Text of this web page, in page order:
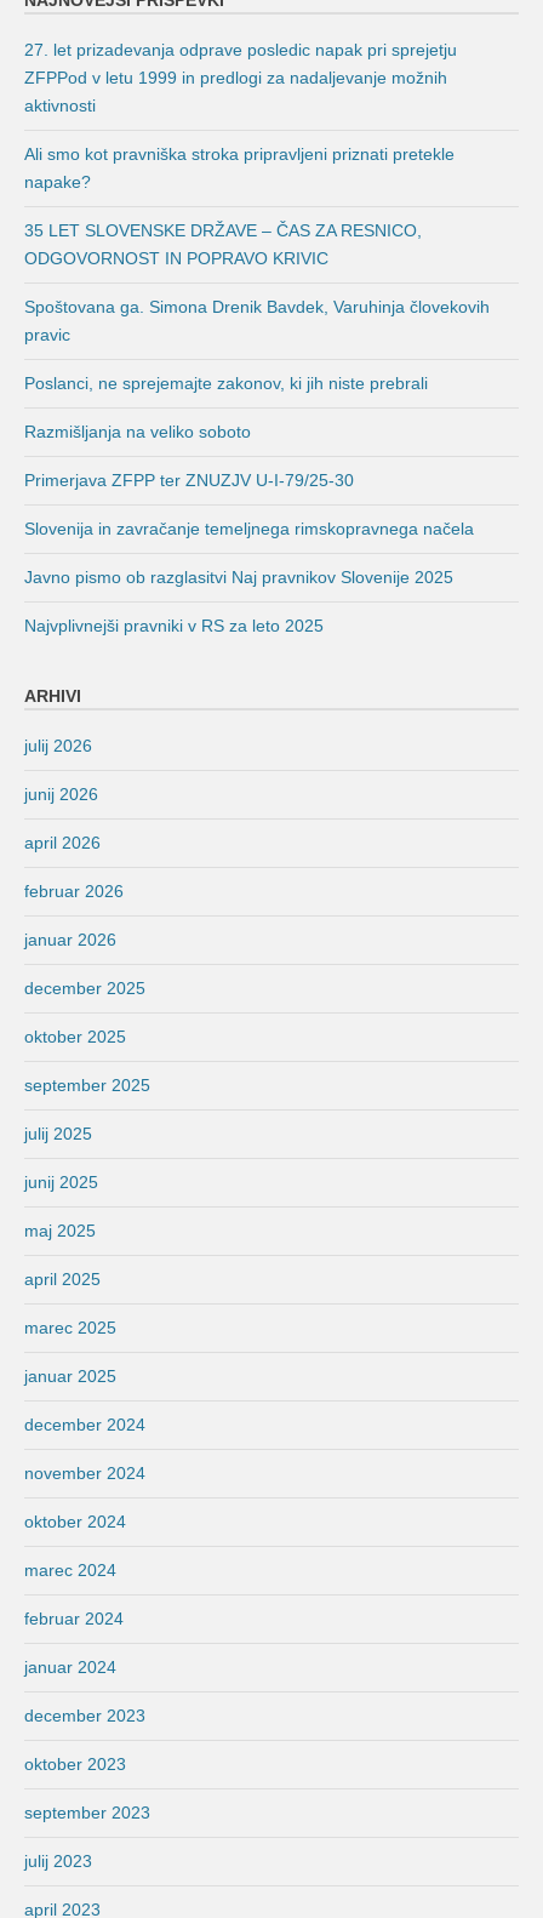
27. let prizadevanja odprave posledic napak pri sprejetju
ZFPPod v letu 1999 in predlogi za nadaljevanje možnih
aktivnosti
Ali smo kot pravniška stroka pripravljeni priznati pretekle
napake?
35 LET SLOVENSKE DRŽAVE – ČAS ZA RESNICO,
ODGOVORNOST IN POPRAVO KRIVIC
Spoštovana ga. Simona Drenik Bavdek, Varuhinja človekovih
pravic
Poslanci, ne sprejemajte zakonov, ki jih niste prebrali
Razmišljanja na veliko soboto
Primerjava ZFPP ter ZNUZJV U-I-79/25-30
Slovenija in zavračanje temeljnega rimskopravnega načela
Javno pismo ob razglasitvi Naj pravnikov Slovenije 2025
Najvplivnejši pravniki v RS za leto 2025
ARHIVI
julij 2026
junij 2026
april 2026
februar 2026
januar 2026
december 2025
oktober 2025
september 2025
julij 2025
junij 2025
maj 2025
april 2025
marec 2025
januar 2025
december 2024
november 2024
oktober 2024
marec 2024
februar 2024
januar 2024
december 2023
oktober 2023
september 2023
julij 2023
april 2023